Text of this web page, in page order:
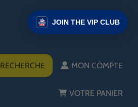
RECHERCHE MON COMPTE
VOTRE PANIER
JOIN THE VIP CLUB